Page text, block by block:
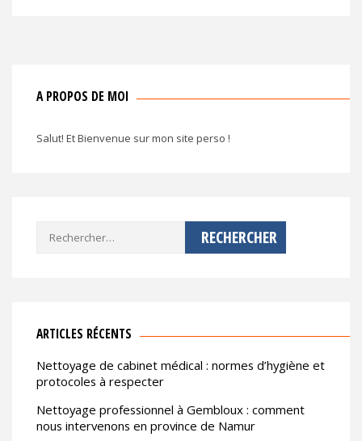
A PROPOS DE MOI
Salut! Et Bienvenue sur mon site perso !
Rechercher :
ARTICLES RÉCENTS
Nettoyage de cabinet médical : normes d’hygiène et
protocoles à respecter
Nettoyage professionnel à Gembloux : comment
nous intervenons en province de Namur